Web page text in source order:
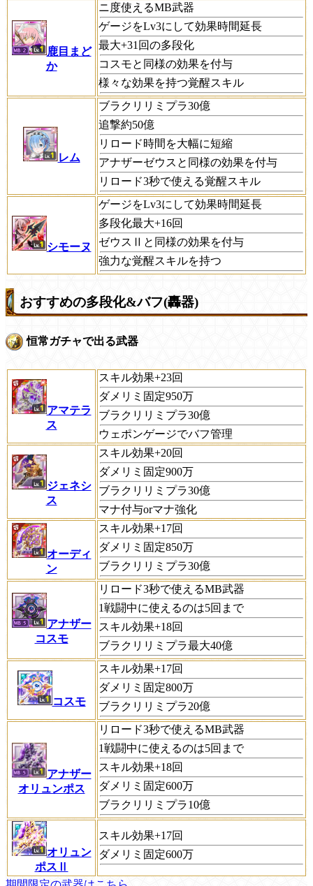
鹿目まど
か
ニ度使えるMB武器
ゲージをLv3にして効果時間延長
最大+31回の多段化
コスモと同様の効果を付与
様々な効果を持つ覚醒スキル
レム
ブラクリリミプラ30億
追撃約50億
リロード時間を大幅に短縮
アナザーゼウスと同様の効果を付与
リロード3秒で使える覚醒スキル
シモーヌ
ゲージをLv3にして効果時間延長
多段化最大+16回
ゼウスⅡと同様の効果を付与
強力な覚醒スキルを持つ
おすすめの多段化&バフ(轟器)
恒常ガチャで出る武器
アマテラ
ス
スキル効果+23回
ダメリミ固定950万
ブラクリリミプラ30億
ウェポンゲージでバフ管理
ジェネシ
ス
スキル効果+20回
ダメリミ固定900万
ブラクリリミプラ30億
マナ付与orマナ強化
オーディ
ン
スキル効果+17回
ダメリミ固定850万
ブラクリリミプラ30億
アナザー
コスモ
リロード3秒で使えるMB武器
1戦闘中に使えるのは5回まで
スキル効果+18回
ブラクリリミプラ最大40億
コスモ
スキル効果+17回
ダメリミ固定800万
ブラクリリミプラ20億
アナザー
オリュンポス
リロード3秒で使えるMB武器
1戦闘中に使えるのは5回まで
スキル効果+18回
ダメリミ固定600万
ブラクリリミプラ10億
オリュン
ポスⅡ
スキル効果+17回
ダメリミ固定600万